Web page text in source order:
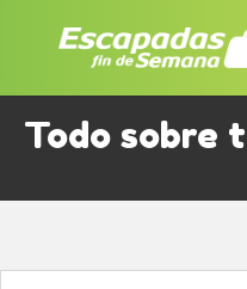
Todo sobre